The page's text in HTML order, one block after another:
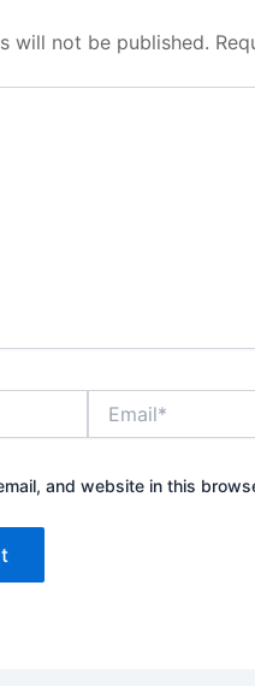
will not be published.
and website in this